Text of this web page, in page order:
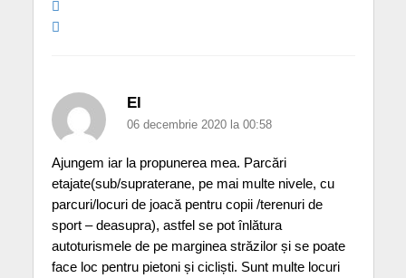
El
06 decembrie 2020 la 00:58
Ajungem iar la propunerea mea. Parcări
etajate(sub/supraterane, pe mai multe nivele, cu
parcuri/locuri de joacă pentru copii /terenuri de
sport – deasupra), astfel se pot înlătura
autoturismele de pe marginea străzilor și se poate
face loc pentru pietoni și cicliști. Sunt multe locuri